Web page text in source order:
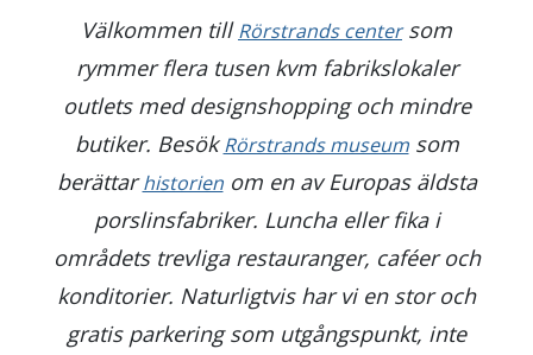
Välkommen tillRörstrands centersom
rymmer flera tusen kvm fabrikslokaler
outlets med designshopping och mindre
butiker. BesökRörstrands museumsom
berättarhistorienom en av Europas äldsta
porslinsfabriker. Luncha eller fika i
områdets trevliga restauranger, caféer och
konditorier. Naturligtvis har vi en stor och
gratis parkering som utgångspunkt, inte